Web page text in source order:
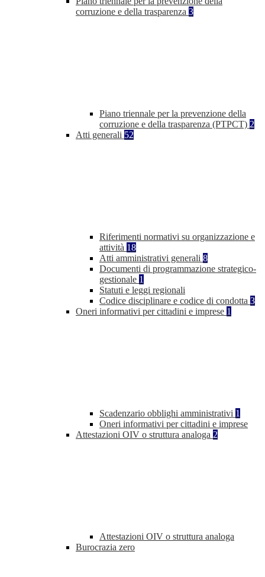
corruzione e della trasparenza 3
Piano triennale per la prevenzione della
corruzione e della trasparenza (PTPCT) 2
Atti generali 52
Riferimenti normativi su organizzazione e
attività 18
Atti amministrativi generali 8
Documenti di programmazione strategico-
gestionale 1
Statuti e leggi regionali
Codice disciplinare e codice di condotta 3
Oneri informativi per cittadini e imprese 1
Scadenzario obblighi amministrativi 1
Oneri informativi per cittadini e imprese
Attestazioni OIV o struttura analoga 2
Attestazioni OIV o struttura analoga
Burocrazia zero